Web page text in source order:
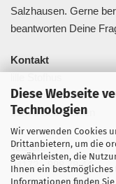
Diese Webseite
Technologien
Wir verwenden Cookies
Drittanbietern, um die
gewährleisten, die
Ihnen ein
Informationen finden
Salzhausen. Gerne
beantworten Deine
Kontakt
Bahnhofstraße 20a
21376 Salzhausen
Telefon:
04172 - 988 78 44